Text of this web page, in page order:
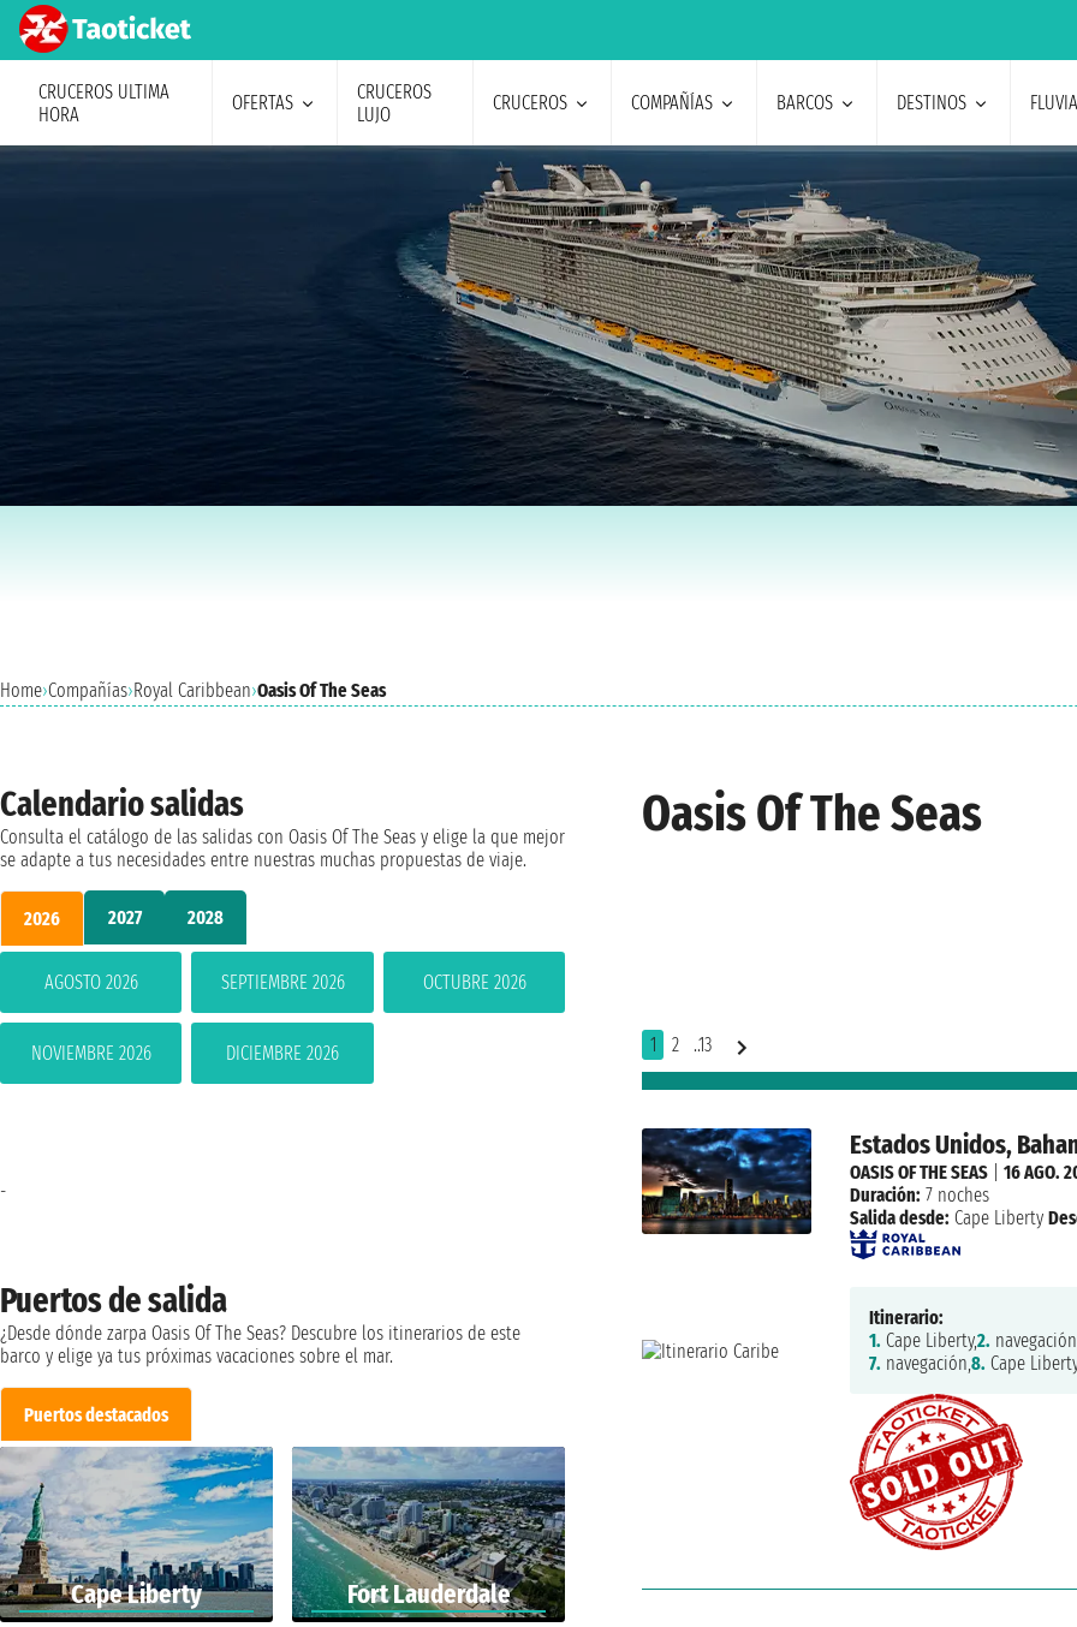
CRUCEROS ULTIMA
HORA
OFERTAS
CRUCEROS
LUJO
CRUCEROS COMPAÑÍAS BARCOS DESTINOS
Home›Compañías›Royal Caribbean›Oasis Of The Seas
Oasis Of The Seas
1 2 ..13
Estados Unidos,
OASIS OF THE SEAS |16 AGO.
Duración: 7 noches
Salida desde: Cape Liberty
Itinerario:
1. Cape Liberty,2.
7. navegación,8. Cape
Calendario salidas
Consulta el catálogo de las salidas con Oasis Of The Seas y elige la que mejor
se adapte a tus necesidades entre nuestras muchas propuestas de viaje.
2026 2027 2028
AGOSTO 2026 SEPTIEMBRE 2026 OCTUBRE 2026
NOVIEMBRE 2026 DICIEMBRE 2026
Puertos de salida
¿Desde dónde zarpa Oasis Of The Seas? Descubre los itinerarios de este
barco y elige ya tus próximas vacaciones sobre el mar.
Puertos destacados
Cape Liberty Fort Lauderdale
-